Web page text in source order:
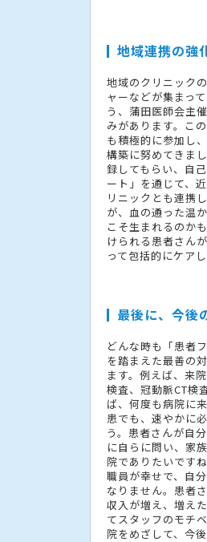
地域連携の強
地域のクリニック
ャーなどが集まっ
う、蒲田医師会主
みがあります。こ
も積極的に参加し
構築に努めてきま
録してもらい、自
ート」を通じて、
リニックとも連携
が、血の通った温
こそ生まれるのか
けられる患者さん
って包括的にケア
最後に、今後
どんな時も「患者
を踏まえた最善の
ます。例えば、来
検査、冠動脈CT検
ば、何度も病院に
患でも、速やかに
う。患者さんが自
に自らに問い、家
院でありたいです
職員が幸せで、自
なりません。患者
収入が増え、増え
てスタッフのモチ
院をめざして、今